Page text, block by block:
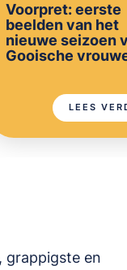
Voorpret: eerste
beelden van het
nieuwe seizoen
Gooische
LEES
grappigste en